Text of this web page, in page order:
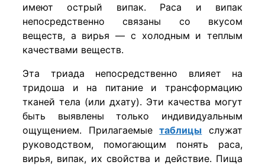
имеют острый випак. Раса и випак
непосредственно связаны со вкусом
веществ, а вирья — с холодным и теплым
качествами веществ.
Эта триада непосредственно влияет на
тридоша и на питание и трансформацию
тканей тела (или дхату). Эти качества могут
быть выявлены только индивидуальным
ощущением. Прилагаемыетаблицы служат
руководством, помогающим понять раса,
вирья, випак, их свойства и действие. Пища